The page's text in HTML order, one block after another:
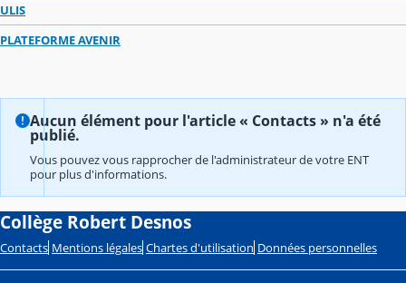
ULIS
PLATEFORME AVENIR
Aucun élément pour l'article « Contacts » n'a été
publié.
Vous pouvez vous rapprocher de l'administrateur de votre ENT
pour plus d'informations.
Collège Robert Desnos
Contacts Mentions légales Chartes d'utilisation Données personnelles